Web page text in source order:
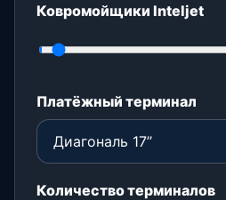
Ковромойщики Inteljet
Платёжный терминал
Количество терминалов